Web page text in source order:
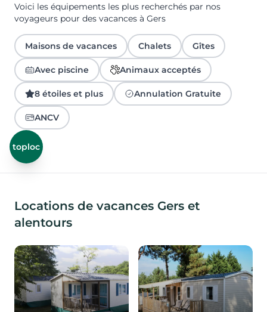
Voici les équipements les plus recherchés par nos
voyageurs pour des vacances à Gers
Maisons de vacances Chalets Gîtes
Avec piscine Animaux acceptés
8 étoiles et plus Annulation Gratuite
ANCV
toploc
Locations de vacances Gers et
alentours